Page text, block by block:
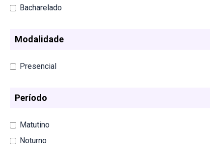
Bacharelado
Modalidade
Presencial
Período
Matutino
Noturno